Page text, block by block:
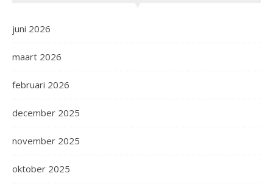
juni 2026
maart 2026
februari 2026
december 2025
november 2025
oktober 2025